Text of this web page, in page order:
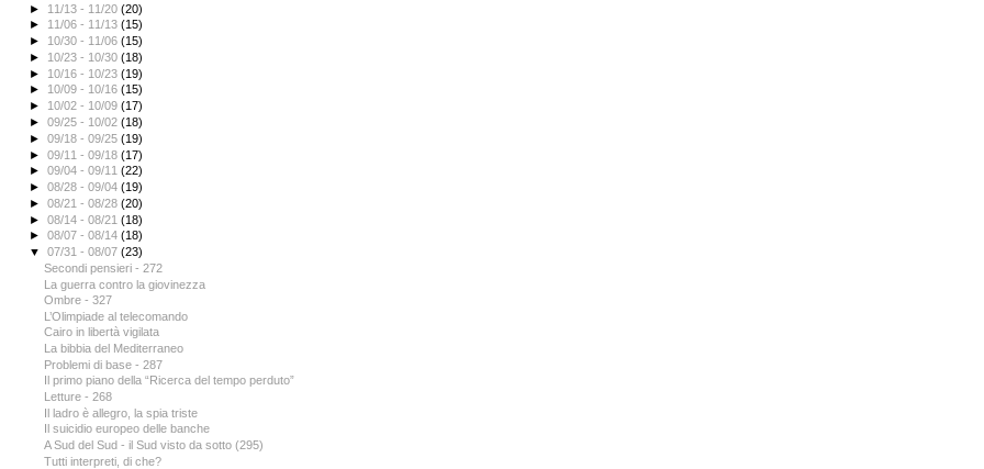
► 11/13 - 11/20(20)
► 11/06 - 11/13(15)
► 10/30 - 11/06(15)
► 10/23 - 10/30(18)
► 10/16 - 10/23(19)
► 10/09 - 10/16(15)
► 10/02 - 10/09(17)
►09/25 - 10/02(18)
►09/18 - 09/25(19)
►09/11 - 09/18(17)
►09/04 - 09/11(22)
►08/28 - 09/04(19)
►08/21 - 08/28(20)
►08/14 - 08/21(18)
►08/07 - 08/14(18)
▼07/31 - 08/07(23)
Secondi pensieri - 272
La guerra contro la giovinezza
Ombre - 327
L’Olimpiade al telecomando
Cairo in libertà vigilata
La bibbia del Mediterraneo
Problemi di base - 287
Il primo piano della “Ricerca del tempo perduto”
Letture - 268
Il ladro è allegro, la spia triste
Il suicidio europeo delle banche
A Sud del Sud - il Sud visto da sotto (295)
Tutti interpreti, di che?